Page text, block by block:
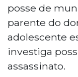
posse de
parente do
adolescente
investiga
assassinato.